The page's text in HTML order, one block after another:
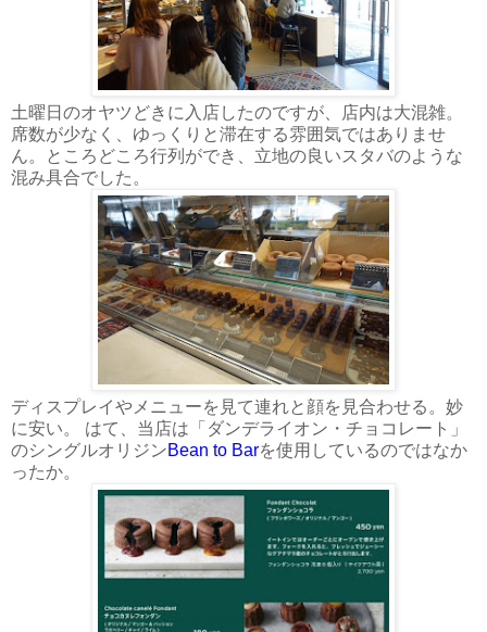
土曜日のオヤツどきに入店したのですが、店内は大混雑。
席数が少なく、ゆっくりと滞在する雰囲気ではありませ
ん。ところどころ行列ができ、立地の良いスタバのような
混み具合でした。
ディスプレイやメニューを見て連れと顔を見合わせる。妙
に安い。 はて、当店は「ダンデライオン・チョコレート」
のシングルオリジンBean to Barを使用しているのではなか
ったか。